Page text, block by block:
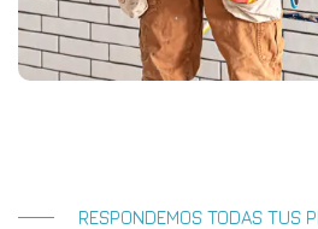
RESPONDEMOS TODAS TUS